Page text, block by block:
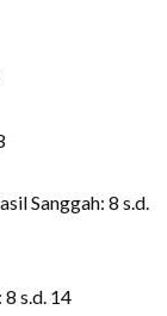
Sanggah: 8 s.d.
8 s.d. 14